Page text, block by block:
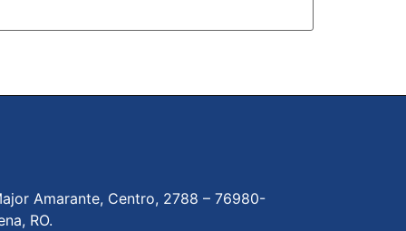
Amarante, Centro, 2788 – 76980-
RO.